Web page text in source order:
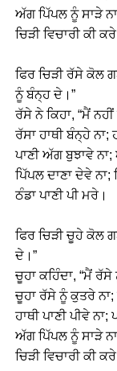
ਅੱਗ ਪਿੱਪਲ ਨੂੰ ਸਾੜੇ
ਚਿੜੀ ਵਿਚਾਰੀ ਕੀ
ਫਿਰ ਚਿੜੀ ਰੱਸੇ ਕੋਲ
ਨੂੰ ਬੰਨ੍ਹ ਦੇ।”
ਰੱਸੇ ਨੇ ਕਿਹਾ, “ਮੈਂ
ਰੱਸਾ ਹਾਥੀ ਬੰਨ੍ਹੇ ਨਾ;
ਪਾਣੀ ਅੱਗ ਬੁਝਾਵੇ
ਪਿੱਪਲ ਦਾਣਾ ਦੇਵੇ ਨਾ;
ਠੰਡਾ ਪਾਣੀ ਪੀ ਮਰੇ।
ਫਿਰ ਚਿੜੀ ਚੂਹੇ ਕੋਲ
ਦੇ।”
ਚੂਹਾ ਕਹਿੰਦਾ, “ਮੈਂ
ਚੂਹਾ ਰੱਸੇ ਨੂੰ ਕੁਤਰੇ ਨਾ;
ਹਾਥੀ ਪਾਣੀ ਪੀਵੇ
ਅੱਗ ਪਿੱਪਲ ਨੂੰ ਸਾੜੇ
ਚਿੜੀ ਵਿਚਾਰੀ ਕੀ